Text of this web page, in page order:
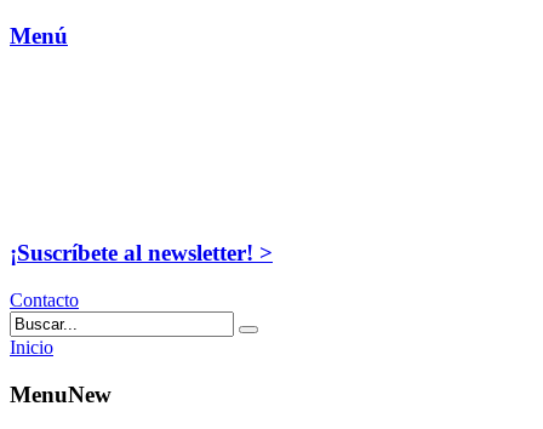
Menú
¡Suscríbete al newsletter! >
Contacto
Inicio
MenuNew